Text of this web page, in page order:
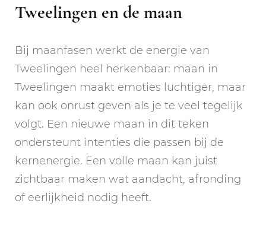
Tweelingen en de maan
Bij maanfasen werkt de energie van
Tweelingen heel herkenbaar: maan in
Tweelingen maakt emoties luchtiger, maar
kan ook onrust geven als je te veel tegelijk
volgt. Een nieuwe maan in dit teken
ondersteunt intenties die passen bij de
kernenergie. Een volle maan kan juist
zichtbaar maken wat aandacht, afronding
of eerlijkheid nodig heeft.